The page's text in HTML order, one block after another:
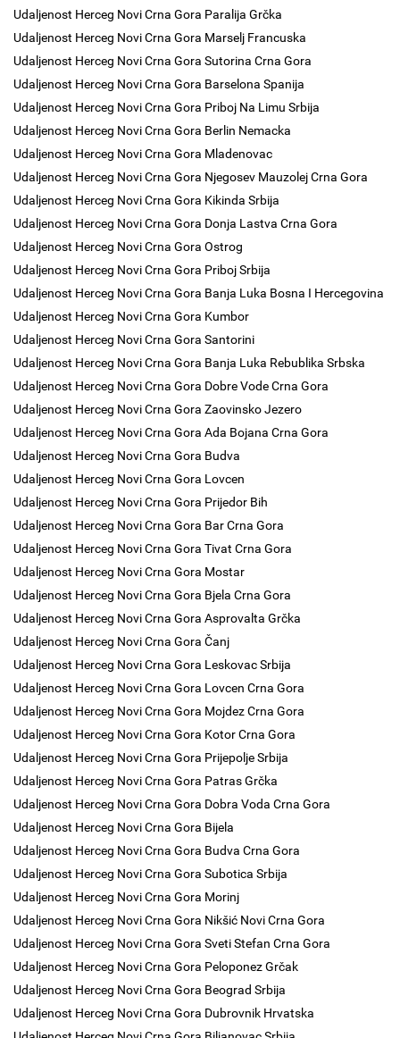
Udaljenost Herceg Novi Crna Gora Paralija Grčka
Udaljenost Herceg Novi Crna Gora Marselj Francuska
Udaljenost Herceg Novi Crna Gora Sutorina Crna Gora
Udaljenost Herceg Novi Crna Gora Barselona Spanija
Udaljenost Herceg Novi Crna Gora Priboj Na Limu Srbija
Udaljenost Herceg Novi Crna Gora Berlin Nemacka
Udaljenost Herceg Novi Crna Gora Mladenovac
Udaljenost Herceg Novi Crna Gora Njegosev Mauzolej Crna Gora
Udaljenost Herceg Novi Crna Gora Kikinda Srbija
Udaljenost Herceg Novi Crna Gora Donja Lastva Crna Gora
Udaljenost Herceg Novi Crna Gora Ostrog
Udaljenost Herceg Novi Crna Gora Priboj Srbija
Udaljenost Herceg Novi Crna Gora Banja Luka Bosna I Hercegovina
Udaljenost Herceg Novi Crna Gora Kumbor
Udaljenost Herceg Novi Crna Gora Santorini
Udaljenost Herceg Novi Crna Gora Banja Luka Rebublika Srbska
Udaljenost Herceg Novi Crna Gora Dobre Vode Crna Gora
Udaljenost Herceg Novi Crna Gora Zaovinsko Jezero
Udaljenost Herceg Novi Crna Gora Ada Bojana Crna Gora
Udaljenost Herceg Novi Crna Gora Budva
Udaljenost Herceg Novi Crna Gora Lovcen
Udaljenost Herceg Novi Crna Gora Prijedor Bih
Udaljenost Herceg Novi Crna Gora Bar Crna Gora
Udaljenost Herceg Novi Crna Gora Tivat Crna Gora
Udaljenost Herceg Novi Crna Gora Mostar
Udaljenost Herceg Novi Crna Gora Bjela Crna Gora
Udaljenost Herceg Novi Crna Gora Asprovalta Grčka
Udaljenost Herceg Novi Crna Gora Čanj
Udaljenost Herceg Novi Crna Gora Leskovac Srbija
Udaljenost Herceg Novi Crna Gora Lovcen Crna Gora
Udaljenost Herceg Novi Crna Gora Mojdez Crna Gora
Udaljenost Herceg Novi Crna Gora Kotor Crna Gora
Udaljenost Herceg Novi Crna Gora Prijepolje Srbija
Udaljenost Herceg Novi Crna Gora Patras Grčka
Udaljenost Herceg Novi Crna Gora Dobra Voda Crna Gora
Udaljenost Herceg Novi Crna Gora Bijela
Udaljenost Herceg Novi Crna Gora Budva Crna Gora
Udaljenost Herceg Novi Crna Gora Subotica Srbija
Udaljenost Herceg Novi Crna Gora Morinj
Udaljenost Herceg Novi Crna Gora Nikšić Novi Crna Gora
Udaljenost Herceg Novi Crna Gora Sveti Stefan Crna Gora
Udaljenost Herceg Novi Crna Gora Peloponez Grčak
Udaljenost Herceg Novi Crna Gora Beograd Srbija
Udaljenost Herceg Novi Crna Gora Dubrovnik Hrvatska